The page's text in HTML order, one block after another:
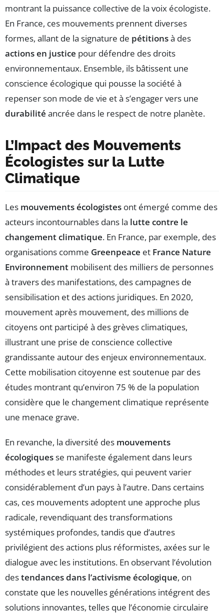
montrant la puissance collective de la voix écologiste.
En France, ces mouvements prennent diverses
formes, allant de la signature de pétitionsà des
actions en justice pour défendre des droits
environnementaux. Ensemble, ils bâtissent une
conscience écologique qui pousse la société à
repenser son mode de vie et à s’engager vers une
durabilité ancrée dans le respect de notre planète.
L’Impact des Mouvements
Écologistes sur la Lutte
Climatique
Les mouvements écologistes ont émergé comme des
acteurs incontournables dans la lutte contre le
changement climatique. En France, par exemple, des
organisations comme Greenpeace et France Nature
Environnement mobilisent des milliers de personnes
à travers des manifestations, des campagnes de
sensibilisation et des actions juridiques. En 2020,
mouvement après mouvement, des millions de
citoyens ont participé à des grèves climatiques,
illustrant une prise de conscience collective
grandissante autour des enjeux environnementaux.
Cette mobilisation citoyenne est soutenue par des
études montrant qu’environ 75 % de la population
considère que le changement climatique représente
une menace grave.
En revanche, la diversité des mouvements
écologiquesse manifeste également dans leurs
méthodes et leurs stratégies, qui peuvent varier
considérablement d’un pays à l’autre. Dans certains
cas, ces mouvements adoptent une approche plus
radicale, revendiquant des transformations
systémiques profondes, tandis que d’autres
privilégient des actions plus réformistes, axées sur le
dialogue avec les institutions. En observant l’évolution
destendances dans l’activisme écologique, on
constate que les nouvelles générations intégrent des
solutions innovantes, telles que l’économie circulaire